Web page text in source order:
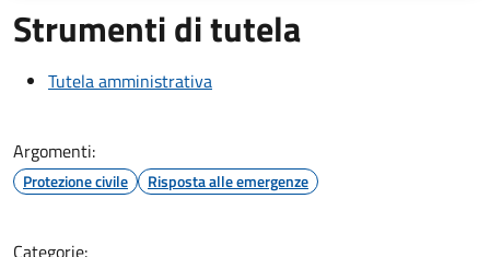
Strumenti di tutela
Tutela amministrativa
Argomenti:
Protezione civile Risposta alle emergenze
Categorie: